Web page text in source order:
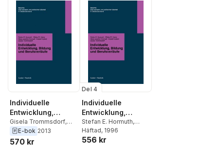
Individuelle
Entwicklung,
Bildung und
Berufsverfäufe
Gisela Trommsdorf,
Hubert Sydow
Joachim Kornadt
E-bok 2013
570 kr
Del 4
Individuelle
Entwicklung,
Bildung und
Berufsverfäufe
Stefan E. Hormuth,
Walter R. Heinz
Joachim Kornadt
Häftad, 1996
556 kr